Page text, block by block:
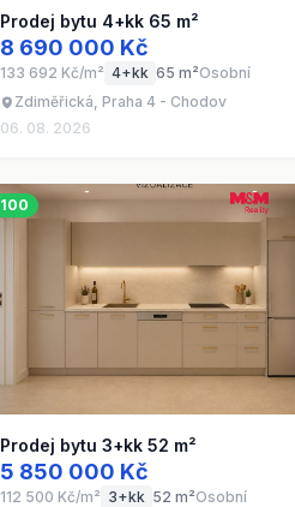
Prodej bytu 4+kk 65 m²
8 690 000 Kč
133 692 Kč/m² 4+kk 65 m²Osobní
Zdiměřická, Praha 4 - Chodov
06. 08. 2026
100
Prodej bytu 3+kk 52 m²
5 850 000 Kč
112 500 Kč/m² 3+kk 52 m²Osobní